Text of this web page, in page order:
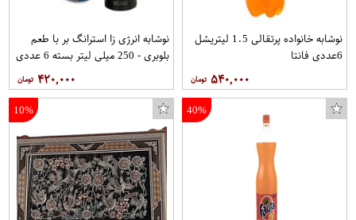
نوشابه خانواده پرتقالی 1.5 ليتریشل
6عددی فانتا
۵۴۰,۰۰۰
نوشابه انرژی زا استرانگ بر با طعم
بلوبری - 250 میلی لیتر بسته 6 عددی
۴۲۰,۰۰۰
40%
10%